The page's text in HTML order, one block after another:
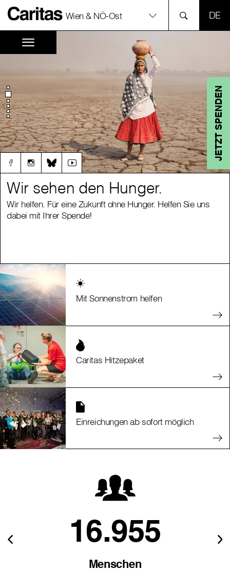
Wien & NÖ-Ost
JETZT SPENDEN
Wir sehen den Hunger.
Wir helfen. Für eine Zukunft ohne Hunger. Helfen Sie uns
dabei mit Ihrer Spende!
Wir sehen den Hunger.
Wir helfen. Für eine Zukunft ohne Hunger. Helfen Sie uns
dabei mit Ihrer Spende!
Mit Sonnenstrom helfen
Caritas Hitzepaket
Einreichungen ab sofort möglich
16.955
Menschen